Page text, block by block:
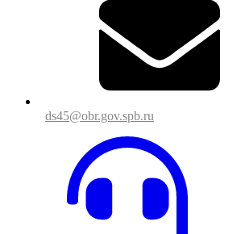
ds45@obr.gov.spb.ru